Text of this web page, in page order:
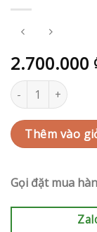
2.700.000
Lan Hồ Điệp
Thêm vào
Gọi đặt mua